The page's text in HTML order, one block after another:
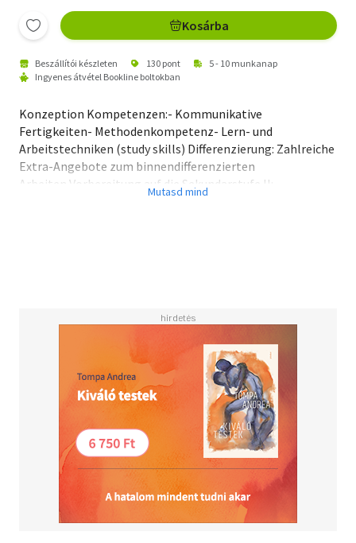
Kosárba
Beszállítói készleten 130 pont
5 - 10 munkanap
Ingyenes átvétel Bookline boltokban
Konzeption Kompetenzen:- Kommunikative
Fertigkeiten- Methodenkompetenz- Lern- und
Arbeitstechniken (study skills) Differenzierung: Zahlreiche
Extra-Angebote zum binnendifferenzierten
Arbeiten Vorbereitung auf die Sekundarstufe II:-
Literarische Texte analysieren- Viewing-Abschnitte zur
Außerdem: Speaking Course in Band 5 und Mediation
Course in Band 6. Der NachschlageteilSkills File, Grammar
File, Vocabulary, Dictionary